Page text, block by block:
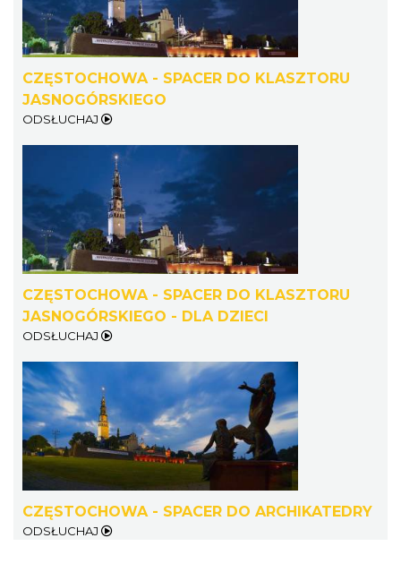
CZĘSTOCHOWA - SPACER DO KLASZTORU
JASNOGÓRSKIEGO
ODSŁUCHAJ
CZĘSTOCHOWA - SPACER DO KLASZTORU
JASNOGÓRSKIEGO - DLA DZIECI
ODSŁUCHAJ
CZĘSTOCHOWA - SPACER DO ARCHIKATEDRY
ODSŁUCHAJ